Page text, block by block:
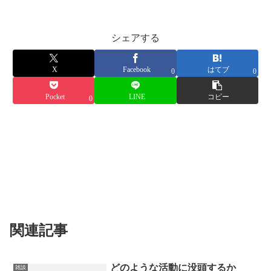
シェアする
X Facebook 0 はてブ 0
Pocket 0 LINE コピー
関連記事
雑談 どのような活動に没頭するか